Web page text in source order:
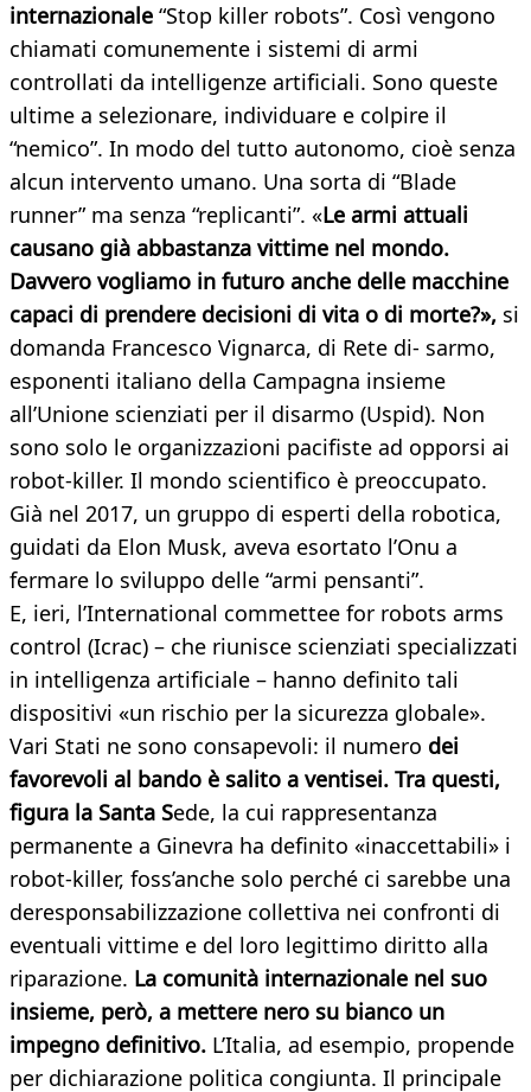
internazionale “Stop killer robots”. Così vengono
chiamati comunemente i sistemi di armi
controllati da intelligenze artificiali. Sono queste
ultime a selezionare, individuare e colpire il
“nemico”. In modo del tutto autonomo, cioè senza
alcun intervento umano. Una sorta di “Blade
runner” ma senza “replicanti”. «Le armi attuali
causano già abbastanza vittime nel mondo.
Davvero vogliamo in futuro anche delle macchine
capaci di prendere decisioni di vita o di morte?», si
domanda Francesco Vignarca, di Rete di- sarmo,
esponenti italiano della Campagna insieme
all’Unione scienziati per il disarmo (Uspid). Non
sono solo le organizzazioni pacifiste ad opporsi ai
robot-killer. Il mondo scientifico è preoccupato.
Già nel 2017, un gruppo di esperti della robotica,
guidati da Elon Musk, aveva esortato l’Onu a
fermare lo sviluppo delle “armi pensanti”.
E, ieri, l’International commettee for robots arms
control (Icrac) – che riunisce scienziati specializzati
in intelligenza artificiale – hanno definito tali
dispositivi «un rischio per la sicurezza globale».
Vari Stati ne sono consapevoli: il numero dei
favorevoli al bando è salito a ventisei. Tra questi,
figura la Santa Sede, la cui rappresentanza
permanente a Ginevra ha definito «inaccettabili» i
robot-killer, foss’anche solo perché ci sarebbe una
deresponsabilizzazione collettiva nei confronti di
eventuali vittime e del loro legittimo diritto alla
riparazione. La comunità internazionale nel suo
insieme, però, a mettere nero su bianco un
impegno definitivo. L’Italia, ad esempio, propende
per dichiarazione politica congiunta. Il principale